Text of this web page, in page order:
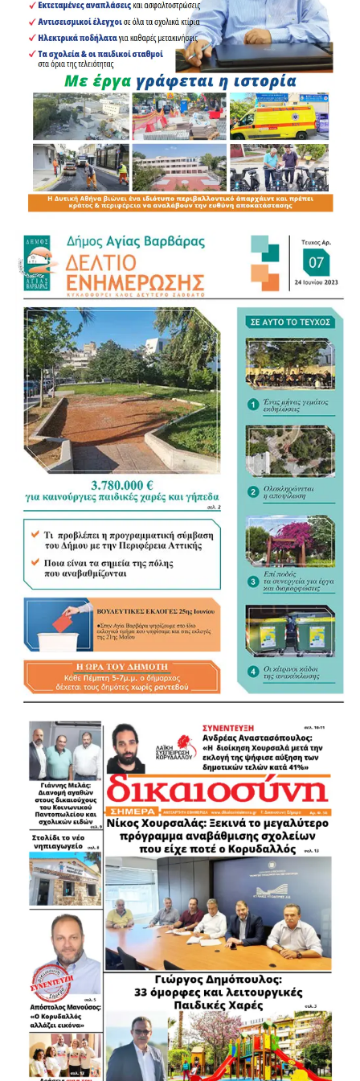
6 παραβάσεις για μη χρήση ζώνης ασφαλείας
5 περιπτώσεις στέρησης άδειας οδήγησης
4 παραβάσεις για χρήση κινητού τηλεφώνου
κατά την οδήγηση
1 παράβαση σχετική με ΚΤΕΟ
1 παραβίαση απαγορευτικής πινακίδας
1 παράβαση για επίδειξη οδηγικής ικανότητας
25 λοιπές παραβάσεις του ΚΟΚ
ιδιαίτερα γύρω από το Μετρό, τους κεντρικούς δρόμους
και τα σχολικά συγκροτήματα, ενισχύει την πρόληψη και
την αποτροπή παραβατικών συμπεριφορών.
Οι συστηματικοί έλεγχοι συμβάλλουν ουσιαστικά στην
προστασία των κατοίκων, των πεζών και των οδηγών,
ενώ στέλνουν σαφές μήνυμα ότι επικίνδυνες και
παραβατικές συμπεριφορές δεν θα μένουν ανεξέλεγκτες.
Η Αγία Βαρβάρα αποκτά καθημερινά ισχυρότερη
αστυνομική παρουσία και ένα ενισχυμένο πλέγμα
ασφάλειας για όλους τους πολίτες.